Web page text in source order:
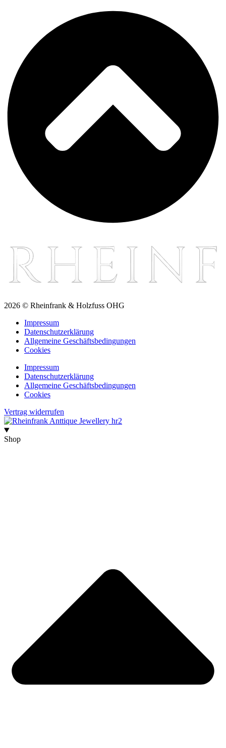
2026 © Rheinfrank & Holzfuss OHG
Impressum
Datenschutzerklärung
Allgemeine Geschäftsbedingungen
Cookies
Impressum
Datenschutzerklärung
Allgemeine Geschäftsbedingungen
Cookies
Vertrag widerrufen
Shop